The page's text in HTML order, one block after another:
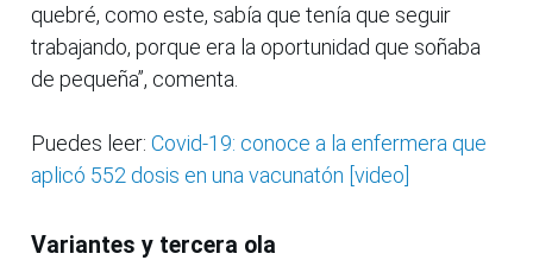
quebré, como este, sabía que tenía que seguir
trabajando, porque era la oportunidad que soñaba
de pequeña”, comenta.
Puedes leer: Covid-19: conoce a la enfermera que
aplicó 552 dosis en una vacunatón [video]
Variantes y tercera ola